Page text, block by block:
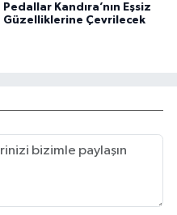
Pedallar Kandıra’nın Eşsiz
Güzelliklerine Çevrilecek